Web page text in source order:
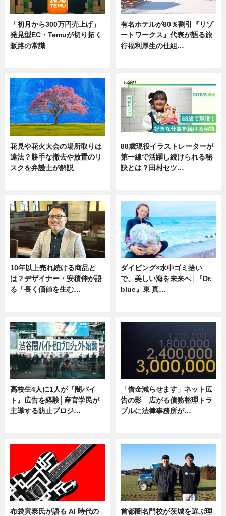
「初月から300万円売上げ」
発見型EC・Temuが切り拓く
販路の常識
有名ホテルが80％割引『リゾ
ートワークス』代表が語る旅
行福利厚生の仕組…
花見や花火大会の場所取りは
違法？勝手な撤去や放置のリ
スクを弁護士が解説
88歳現役イラストレーターが
第一線で活躍し続けられる秘
訣とは？田村セツ…
10年以上売れ続ける商品と
は？デザイナー・安積伸が語
る「長く価値を生む…
ダイビング×水中ゴミ拾い
で、美しい海を未来へ│『Dr.
blue』東 真…
高校生4人に1人が『闇バイ
ト』広告を経験│産官学民が
主導する防止プロジ…
「借金減らせます」ネット広
告の影 広がる債務整理トラ
ブルに法律事務所が…
布袋寅泰氏が語る AI 時代の
首都圏名門校が茨城を選ぶ理